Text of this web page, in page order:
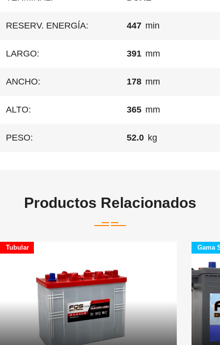
RESERV. ENERGÍA: 447 min
LARGO: 391 mm
ANCHO: 178 mm
ALTO: 365 mm
PESO: 52.0 kg
Productos Relacionados
Tubular Gama